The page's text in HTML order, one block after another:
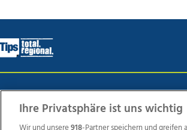
Ihre Privatsphäre ist uns wichtig